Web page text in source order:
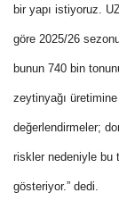
bir yapı istiyoruz.
göre 2025/26
bunun 740 bin
zeytinyağı
değerlendirmeler;
riskler nedeniyle bu
gösteriyor.” dedi.